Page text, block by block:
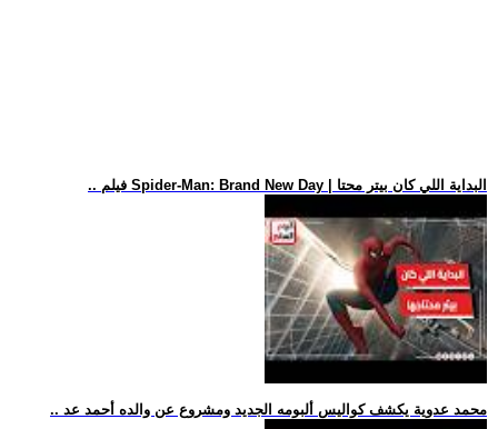
.. فيلم Spider-Man: Brand New Day | البداية اللي كان بيتر محتا
.. محمد عدوية يكشف كواليس ألبومه الجديد ومشروع عن والده أحمد عد